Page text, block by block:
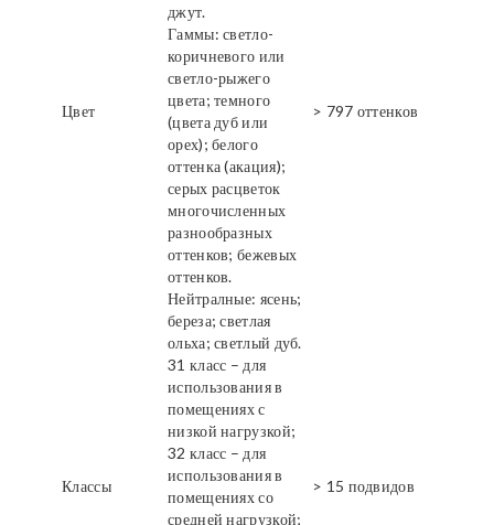
Цвет
джут.
Гаммы: светло-
коричневого или
светло-рыжего
цвета; темного
(цвета дуб или
орех); белого
оттенка (акация);
серых расцветок
многочисленных
разнообразных
оттенков; бежевых
оттенков.
Нейтралные: ясень;
береза; светлая
ольха; светлый дуб.
> 797 оттенков
Классы
31 класс – для
использования в
помещениях с
низкой нагрузкой;
32 класс – для
использования в
помещениях со
средней нагрузкой;
> 15 подвидов